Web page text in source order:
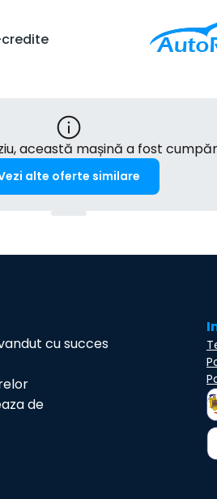
această mașină a fost
alte oferte similare
cu succes
de